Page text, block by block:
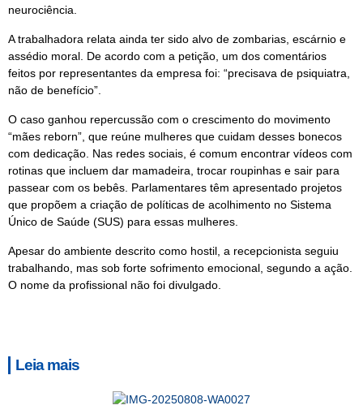
neurociência.
A trabalhadora relata ainda ter sido alvo de zombarias, escárnio e
assédio moral. De acordo com a petição, um dos comentários
feitos por representantes da empresa foi: “precisava de psiquiatra,
não de benefício”.
O caso ganhou repercussão com o crescimento do movimento
“mães reborn”, que reúne mulheres que cuidam desses bonecos
com dedicação. Nas redes sociais, é comum encontrar vídeos com
rotinas que incluem dar mamadeira, trocar roupinhas e sair para
passear com os bebês. Parlamentares têm apresentado projetos
que propõem a criação de políticas de acolhimento no Sistema
Único de Saúde (SUS) para essas mulheres.
Apesar do ambiente descrito como hostil, a recepcionista seguiu
trabalhando, mas sob forte sofrimento emocional, segundo a ação.
O nome da profissional não foi divulgado.
Leia mais